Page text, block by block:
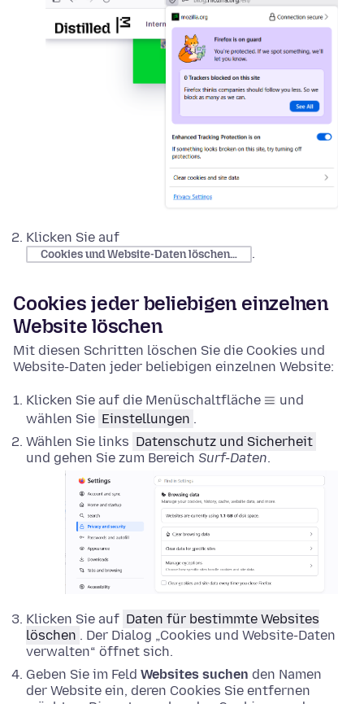
Klicken Sie auf
Cookies und Website-Daten löschen… .
Cookies jeder beliebigen einzelnen
Website löschen
Mit diesen Schritten löschen Sie die Cookies und
Website-Daten jeder beliebigen einzelnen Website:
Klicken Sie auf die Menüschaltfläche
und
wählen Sie Einstellungen .
Wählen Sie links Datenschutz und Sicherheit
und gehen Sie zum Bereich Surf-Daten.
Klicken Sie auf Daten für bestimmte Websites
löschen . Der Dialog „Cookies und Website-Daten
verwalten“ öffnet sich.
Geben Sie im Feld Websites suchen den Namen
der Website ein, deren Cookies Sie entfernen